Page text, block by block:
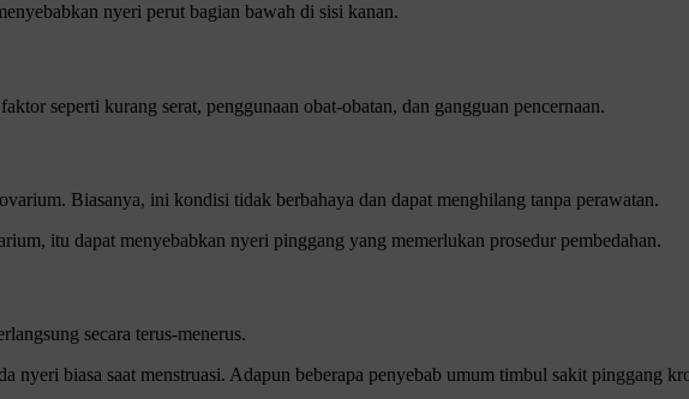
nyeri perut bagian bawah di sisi kanan.
seperti kurang serat, penggunaan obat-obatan, dan gangguan pencernaan.
Biasanya, ini kondisi tidak berbahaya dan dapat menghilang tanpa perawatan.
itu dapat menyebabkan nyeri pinggang yang memerlukan prosedur pembedahan.
secara terus-menerus.
biasa saat menstruasi. Adapun beberapa penyebab umum timbul sakit pinggang